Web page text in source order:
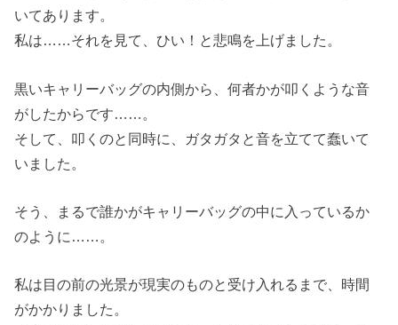
いてあります。
私は……それを見て、ひい！と悲鳴を上げました。
黒いキャリーバッグの内側から、何者かが叩くような音
がしたからです……。
そして、叩くのと同時に、ガタガタと音を立てて蠢いて
いました。
そう、まるで誰かがキャリーバッグの中に入っているか
のように……。
私は目の前の光景が現実のものと受け入れるまで、時間
がかかりました。